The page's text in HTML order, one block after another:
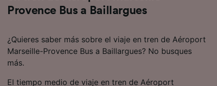
Provence Bus a Baillargues
¿Quieres saber más sobre el viaje en tren de Aéroport
Marseille-Provence Bus a Baillargues? No busques
más.
El tiempo medio de viaje en tren de Aéroport